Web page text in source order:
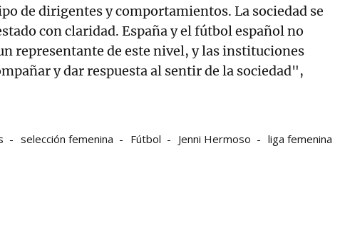
de dirigentes y comportamientos. La sociedad se
con claridad. España y el fútbol español no
representante de este nivel, y las instituciones
y dar respuesta al sentir de la sociedad",
selección femenina Fútbol Jenni Hermoso liga femenina